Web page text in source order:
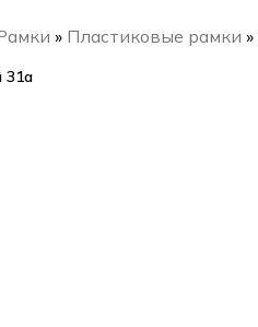
31а
» Пластиковые рамки »